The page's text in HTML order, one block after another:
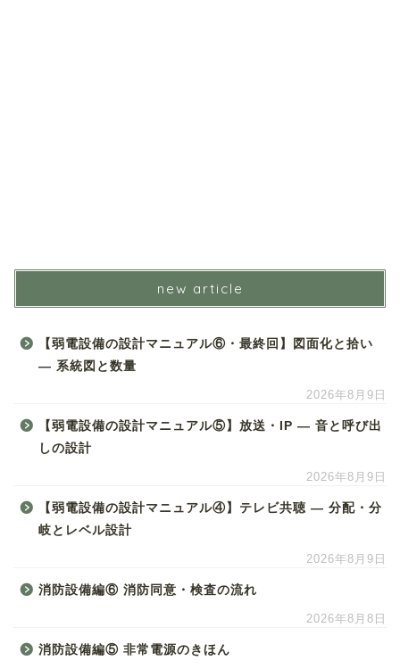
new article
【弱電設備の設計マニュアル⑥・最終回】図面化と拾い
― 系統図と数量
2026年8月9日
【弱電設備の設計マニュアル⑤】放送・IP ― 音と呼び出
しの設計
2026年8月9日
【弱電設備の設計マニュアル④】テレビ共聴 ― 分配・分
岐とレベル設計
2026年8月9日
消防設備編⑥ 消防同意・検査の流れ
2026年8月8日
消防設備編⑤ 非常電源のきほん